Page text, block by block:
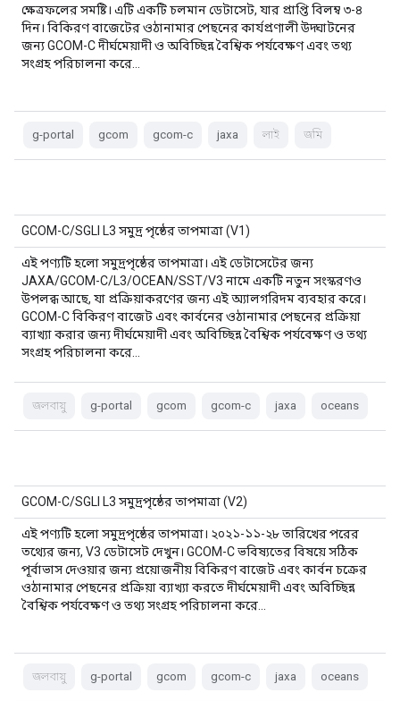
ক্ষেত্রফলের সমষ্টি। এটি একটি চলমান ডেটাসেট, যার প্রাপ্তি বিলম্ব ৩-৪
দিন। বিকিরণ বাজেটের ওঠানামার পেছনের কার্যপ্রণালী উদ্ঘাটনের
জন্য GCOM-C দীর্ঘমেয়াদী ও অবিচ্ছিন্ন বৈশ্বিক পর্যবেক্ষণ এবং তথ্য
সংগ্রহ পরিচালনা করে…
g-portal gcom gcom-c jaxa লাই জমি
GCOM-C/SGLI L3 সমুদ্র পৃষ্ঠের তাপমাত্রা (V1)
এই পণ্যটি হলো সমুদ্রপৃষ্ঠের তাপমাত্রা। এই ডেটাসেটের জন্য
JAXA/GCOM-C/L3/OCEAN/SST/V3 নামে একটি নতুন সংস্করণও
উপলব্ধ আছে, যা প্রক্রিয়াকরণের জন্য এই অ্যালগরিদম ব্যবহার করে।
GCOM-C বিকিরণ বাজেট এবং কার্বনের ওঠানামার পেছনের প্রক্রিয়া
ব্যাখ্যা করার জন্য দীর্ঘমেয়াদী এবং অবিচ্ছিন্ন বৈশ্বিক পর্যবেক্ষণ ও তথ্য
সংগ্রহ পরিচালনা করে…
জলবায়ু g-portal gcom gcom-c jaxa oceans
GCOM-C/SGLI L3 সমুদ্রপৃষ্ঠের তাপমাত্রা (V2)
এই পণ্যটি হলো সমুদ্রপৃষ্ঠের তাপমাত্রা। ২০২১-১১-২৮ তারিখের পরের
তথ্যের জন্য, V3 ডেটাসেট দেখুন। GCOM-C ভবিষ্যতের বিষয়ে সঠিক
পূর্বাভাস দেওয়ার জন্য প্রয়োজনীয় বিকিরণ বাজেট এবং কার্বন চক্রের
ওঠানামার পেছনের প্রক্রিয়া ব্যাখ্যা করতে দীর্ঘমেয়াদী এবং অবিচ্ছিন্ন
বৈশ্বিক পর্যবেক্ষণ ও তথ্য সংগ্রহ পরিচালনা করে…
জলবায়ু g-portal gcom gcom-c jaxa oceans